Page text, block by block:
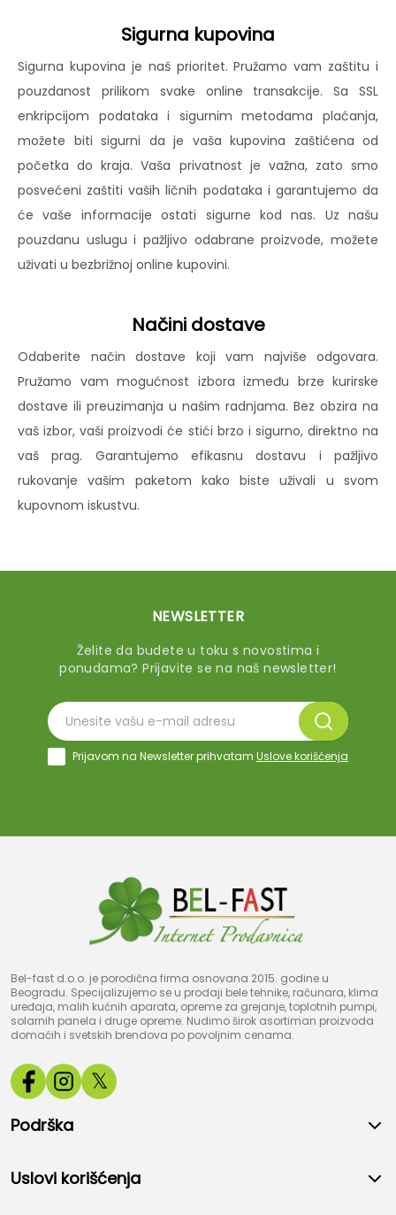
Sigurna kupovina
Sigurna kupovina je naš prioritet. Pružamo vam zaštitu i
pouzdanost prilikom svake online transakcije. Sa SSL
enkripcijom podataka i sigurnim metodama plaćanja,
možete biti sigurni da je vaša kupovina zaštićena od
početka do kraja. Vaša privatnost je važna, zato smo
posvećeni zaštiti vaših ličnih podataka i garantujemo da
će vaše informacije ostati sigurne kod nas. Uz našu
pouzdanu uslugu i pažljivo odabrane proizvode, možete
uživati u bezbrižnoj online kupovini.
Načini dostave
Odaberite način dostave koji vam najviše odgovara.
Pružamo vam mogućnost izbora između brze kurirske
dostave ili preuzimanja u našim radnjama. Bez obzira na
vaš izbor, vaši proizvodi će stići brzo i sigurno, direktno na
vaš prag. Garantujemo efikasnu dostavu i pažljivo
rukovanje vašim paketom kako biste uživali u svom
kupovnom iskustvu.
NEWSLETTER
Želite da budete u toku s novostima i
ponudama? Prijavite se na naš newsletter!
Prijavom na Newsletter prihvatam Uslove korišćenja
Bel-fast d.o.o. je porodična firma osnovana 2015. godine u
Beogradu. Specijalizujemo se u prodaji bele tehnike, računara, klima
uređaja, malih kućnih aparata, opreme za grejanje, toplotnih pumpi,
solarnih panela i druge opreme. Nudimo širok asortiman proizvoda
domaćih i svetskih brendova po povoljnim cenama.
𝕏
Podrška
Uslovi korišćenja